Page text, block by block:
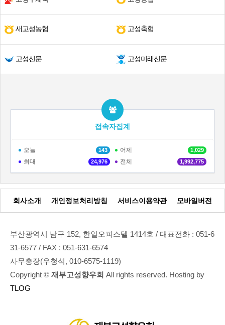
새고성농협 고성축협
고성신문 고성미래신문
접속자집계
오늘 143 어제 1,029
최대 24,976 전체 1,992,775
회사소개 개인정보처리방침 서비스이용약관 모바일버전
부산광역시 남구 152, 한일오피스텔 1414호 / 대표전화 : 051-6
31-6577 / FAX : 051-631-6574
사무총장(우청석, 010-6575-1119)
Copyright © 재부고성향우회 All rights reserved. Hosting by
TLOG